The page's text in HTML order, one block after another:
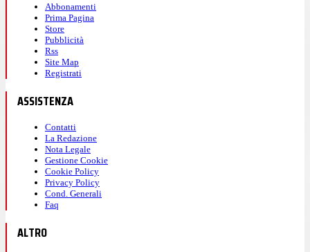
Abbonamenti
Prima Pagina
Store
Pubblicità
Rss
Site Map
Registrati
ASSISTENZA
Contatti
La Redazione
Nota Legale
Gestione Cookie
Cookie Policy
Privacy Policy
Cond. Generali
Faq
ALTRO